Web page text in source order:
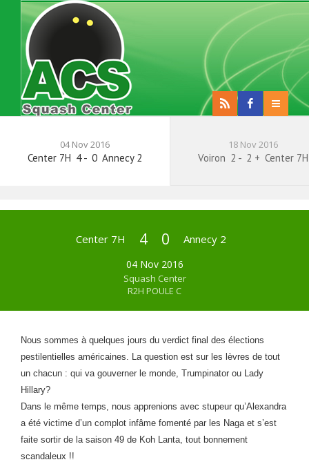
04 Nov 2016
Center 7H 4 - 0 Annecy 2
18 Nov 2016
Voiron 2 - 2 + Center 7H
Center 7H 4 0 Annecy 2
04 Nov 2016
Squash Center
R2H POULE C
Nous sommes à quelques jours du verdict final des élections
pestilentielles américaines. La question est sur les lèvres de tout
un chacun : qui va gouverner le monde, Trumpinator ou Lady
Hillary?
Dans le même temps, nous apprenions avec stupeur qu’Alexandra
a été victime d’un complot infâme fomenté par les Naga et s’est
faite sortir de la saison 49 de Koh Lanta, tout bonnement
scandaleux !!